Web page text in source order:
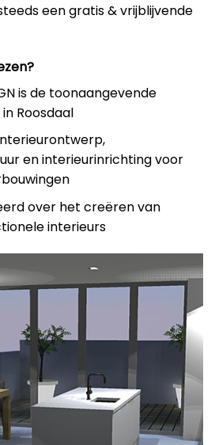
een gratis & vrijblijvende
is de toonaangevende
Roosdaal
en interieurinrichting voor
over het creëren van
interieurs